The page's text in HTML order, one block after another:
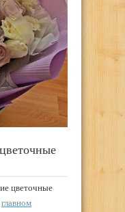
цветочные
главном